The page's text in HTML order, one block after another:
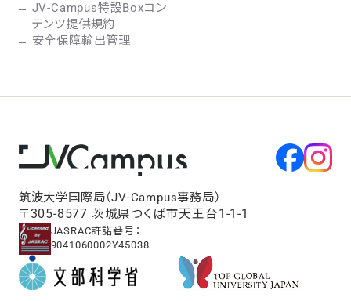
JV-Campus特設Boxコン
テンツ提供規約
安全保障輸出管理
筑波大学国際局（JV-Campus事務局）
〒305-8577 茨城県つくば市天王台1-1-1
JASRAC許諾番号：
9041060002Y45038